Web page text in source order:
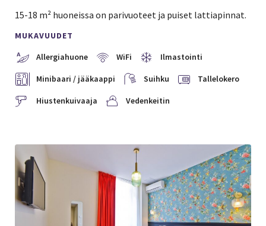
15-18 m² huoneissa on parivuoteet ja puiset lattiapinnat.
MUKAVUUDET
Allergiahuone
WiFi Ilmastointi
Minibaari / jääkaappi Suihku Tallelokero
Hiustenkuivaaja Vedenkeitin